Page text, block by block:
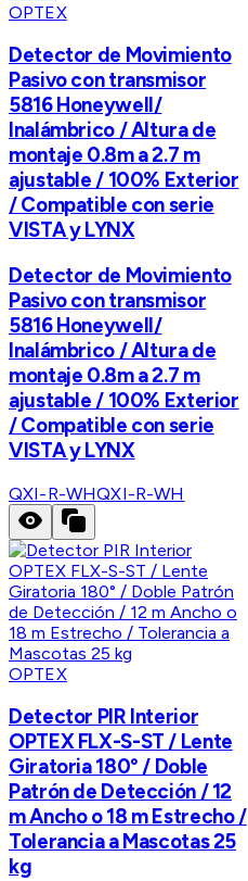
OPTEX
Detector de Movimiento
Pasivo con transmisor
5816 Honeywell/
Inalámbrico / Altura de
montaje 0.8m a 2.7 m
ajustable / 100% Exterior
/ Compatible con serie
VISTA y LYNX
Detector de Movimiento
Pasivo con transmisor
5816 Honeywell/
Inalámbrico / Altura de
montaje 0.8m a 2.7 m
ajustable / 100% Exterior
/ Compatible con serie
VISTA y LYNX
QXI-R-WHQXI-R-WH
OPTEX
Detector PIR Interior
OPTEX FLX-S-ST / Lente
Giratoria 180° / Doble
Patrón de Detección / 12
m Ancho o 18 m Estrecho /
Tolerancia a Mascotas 25
kg